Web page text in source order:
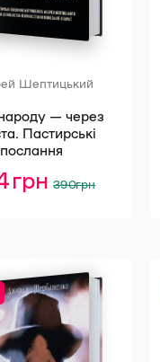
— через
Пастирські
послання
390грн
Оригінальна
ціна:
грнПоточна
ціна:
Шептицький